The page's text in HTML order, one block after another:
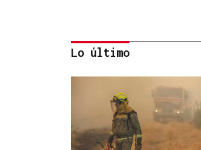
SUSTITUTO DEL OURENSANO
Vázquez Alvite, nuevo
presidente del Comité
Lo último